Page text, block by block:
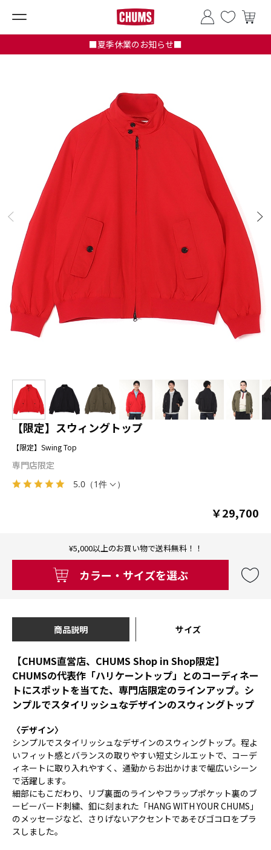
■夏季休業のお知らせ■
5.0 （1件 ）
【限定】スウィングトップ
【限定】Swing Top
専門店限定
￥29,700
¥5,000以上のお買い物で送料無料！！
カラー・サイズを選ぶ
商品説明 サイズ
【CHUMS直営店、CHUMS Shop in Shop限定】
CHUMSの代表作「ハリケーントップ」とのコーディネー
トにスポットを当てた、専門店限定のラインアップ。シ
ンプルでスタイリッシュなデザインのスウィングトップ
〈デザイン〉
シンプルでスタイリッシュなデザインのスウィングトップ。程よ
いフィット感とバランスの取りやすい短丈シルエットで、コーデ
ィネートに取り入れやすく、通勤からお出かけまで幅広いシーン
で活躍します。
細部にもこだわり、リブ裏面のラインやフラップポケット裏のブ
ービーバード刺繍、釦に刻まれた「HANG WITH YOUR CHUMS」
のメッセージなど、さりげないアクセントであそびゴコロをプラ
スしました。